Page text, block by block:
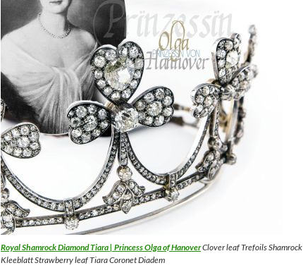
Royal Shamrock Diamond Tiara | Princess Olga of HanoverClover leaf Trefoils Shamrock
Kleeblatt Strawberry leaf Tiara Coronet Diadem